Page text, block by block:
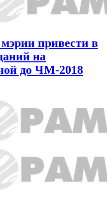
привести в
на
до ЧМ-2018